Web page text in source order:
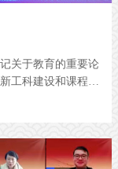
关于教育的重要论
工科建设和课程思